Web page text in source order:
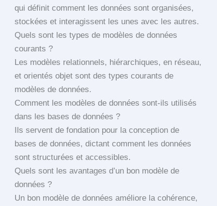
qui définit comment les données sont organisées,
stockées et interagissent les unes avec les autres.
Quels sont les types de modèles de données
courants ?
Les modèles relationnels, hiérarchiques, en réseau,
et orientés objet sont des types courants de
modèles de données.
Comment les modèles de données sont-ils utilisés
dans les bases de données ?
Ils servent de fondation pour la conception de
bases de données, dictant comment les données
sont structurées et accessibles.
Quels sont les avantages d’un bon modèle de
données ?
Un bon modèle de données améliore la cohérence,